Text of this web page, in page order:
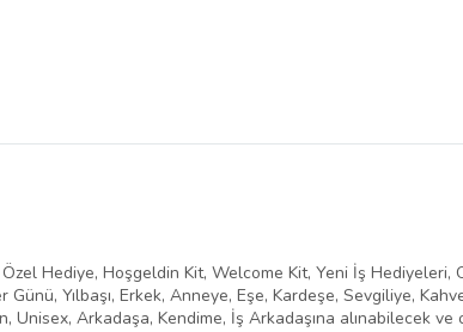
Hediye, Hoşgeldin Kit, Welcome Kit, Yeni İş
Yılbaşı, Erkek, Anneye, Eşe, Kardeşe, Sevgiliye,
Unisex, Arkadaşa, Kendime, İş Arkadaşına alınabilecek